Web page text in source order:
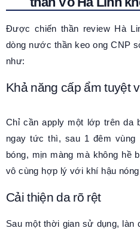
Được chiến thần review Hà
dòng nước thần keo ong CNP
như:
Khả năng cấp ẩm tuyệt
Chỉ cần apply một lớp trên da
ngay tức thì, sau 1 đêm
bóng, mịn màng mà không hề
vô cùng hợp lý với khí hậu
Cải thiện da rõ rệt
Sau một thời gian sử dụng, làn